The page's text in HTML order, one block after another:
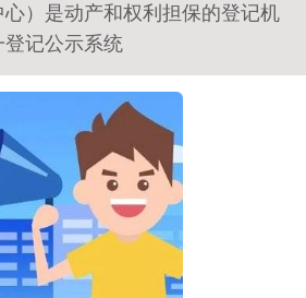
）是动产和权利担保的登记机
记公示系统